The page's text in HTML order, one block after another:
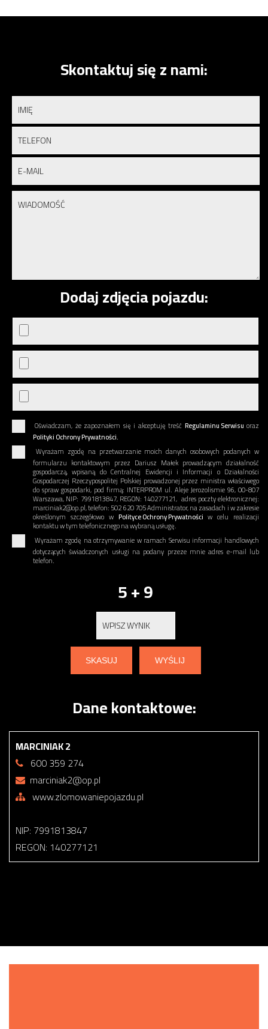
Skontaktuj się z nami:
Dodaj zdjęcia pojazdu:
Oświadczam, że zapoznałem się i akceptuję treść Regulaminu Serwisu oraz
Polityki Ochrony Prywatności.
Wyrażam zgodę na przetwarzanie moich danych osobowych podanych w
formularzu kontaktowym przez Dariusz Małek prowadzącym działalność
gospodarczą, wpisaną do Centralnej Ewidencji i Informacji o Działalności
Gospodarczej Rzeczypospolitej Polskiej prowadzonej przez ministra właściwego
do spraw gospodarki, pod firmą: INTERPROM ul. Aleje Jerozolismie 96, 00-807
Warszawa, NIP: 7991813847, REGON: 140277121, adres poczty elektronicznej:
marciniak2@op.pl, telefon: 502 620 705 Administrator, na zasadach i w zakresie
określonym szczegółowo w Polityce Ochrony Prywatności w celu realizacji
kontaktu w tym telefonicznego na wybraną usługę.
Wyrażam zgodę na otrzymywanie w ramach Serwisu informacji handlowych
dotyczących świadczonych usługi na podany przeze mnie adres e-mail lub
telefon.
5 + 9
Dane kontaktowe:
MARCINIAK 2
600 359 274
marciniak2@op.pl
www.zlomowaniepojazdu.pl
NIP: 7991813847
REGON: 140277121